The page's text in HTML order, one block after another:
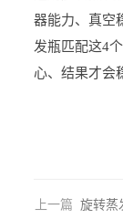
器能力、真空
发瓶匹配这4
心、结果才会
上一篇 旋转蒸